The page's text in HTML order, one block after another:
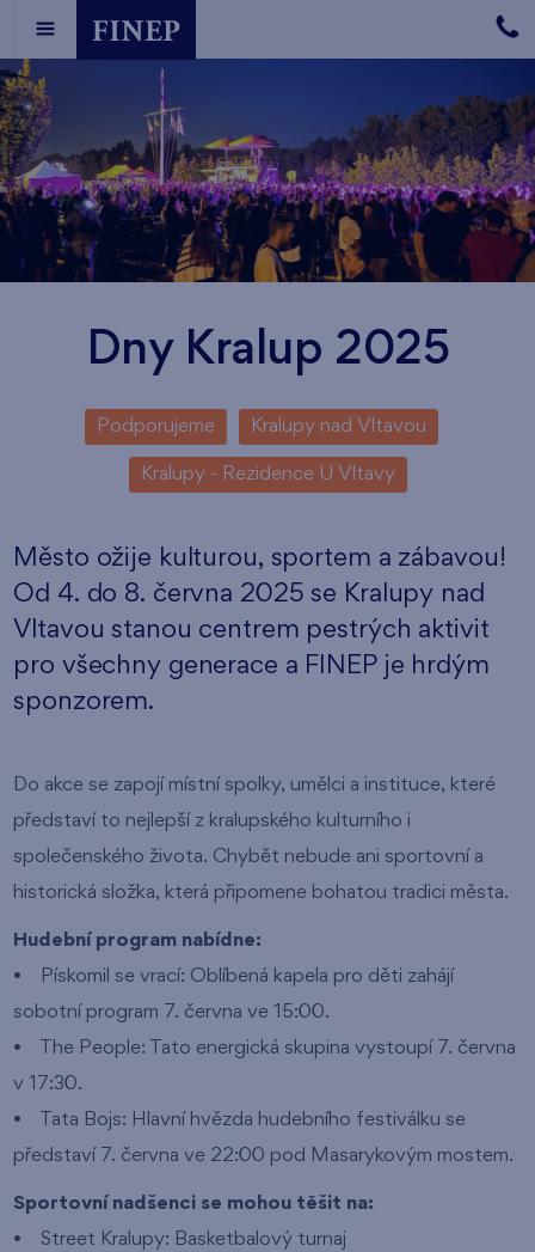
Dny Kralup 2025
Podporujeme Kralupy nad Vltavou
Kralupy - Rezidence U Vltavy
Město ožije kulturou, sportem a zábavou!
Od 4. do 8. června 2025 se Kralupy nad
Vltavou stanou centrem pestrých aktivit
pro všechny generace a FINEP je hrdým
sponzorem.
Do akce se zapojí místní spolky, umělci a instituce, které
představí to nejlepší z kralupského kulturního i
společenského života. Chybět nebude ani sportovní a
historická složka, která připomene bohatou tradici města.
Hudební program nabídne:
• Pískomil se vrací: Oblíbená kapela pro děti zahájí
sobotní program 7. června ve 15:00.
• The People: Tato energická skupina vystoupí 7. června
v 17:30.
• Tata Bojs: Hlavní hvězda hudebního festiválku se
představí 7. června ve 22:00 pod Masarykovým mostem.
Sportovní nadšenci se mohou těšit na:
• Street Kralupy: Basketbalový turnaj